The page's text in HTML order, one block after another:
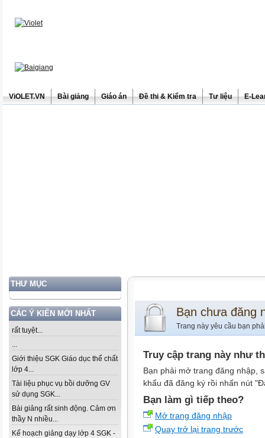
ViOLET.VN Bài giảng Giáo án Đề thi & Kiểm tra Tư liệu E-
THƯ MỤC
CÁC Ý KIẾN MỚI NHẤT
rất tuyệt...
...
Giới thiệu SGK Giáo dục thể chất
lớp 4...
Tài liệu phục vụ bồi dưỡng GV
sử dụng SGK...
Bài giảng rất sinh động. Cảm ơn
thầy N nhiều...
Kế hoạch giảng dạy lớp 4 SGK -
Bạn chưa đăng
Trang này yêu cầu bạn
Truy cập trang này như
Bạn phải mở trang đăng nhập,
khẩu đã đăng ký rồi nhấn nút
Bạn làm gì tiếp theo?
Mở trang đăng nhập
Quay trở lại trang trước